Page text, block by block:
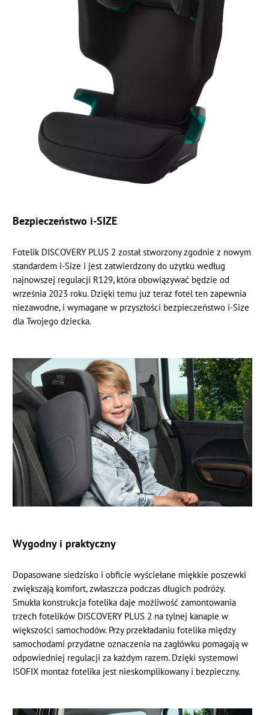
Bezpieczeństwo i-SIZE
Fotelik DISCOVERY PLUS 2 został stworzony zgodnie z nowym
standardem i-Size i jest zatwierdzony do użytku według
najnowszej regulacji R129, która obowiązywać będzie od
września 2023 roku. Dzięki temu już teraz fotel ten zapewnia
niezawodne, i wymagane w przyszłości bezpieczeństwo i-Size
dla Twojego dziecka.
Wygodny i praktyczny
Dopasowane siedzisko i obficie wyściełane miękkie poszewki
zwiększają komfort, zwłaszcza podczas długich podróży.
Smukła konstrukcja fotelika daje możliwość zamontowania
trzech fotelików DISCOVERY PLUS 2 na tylnej kanapie w
większości samochodów. Przy przekładaniu fotelika między
samochodami przydatne oznaczenia na zagłówku pomagają w
odpowiedniej regulacji za każdym razem. Dzięki systemowi
ISOFIX montaż fotelika jest nieskomplikowany i bezpieczny.